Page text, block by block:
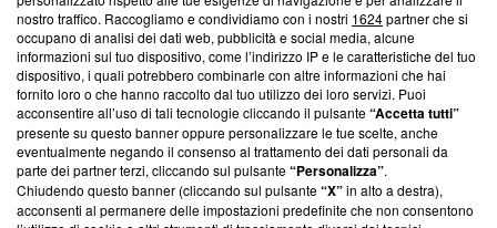
Questa sezione offre informazioni trasparenti su Blasting
News, sui nostri processi editoriali e su come ci impegniamo a
creare news di qualità. Inoltre, afferma la nostra aderenza a
‘Trust Project - News with Integrity’Blasting News non è
ancora membro del programma, ma ha richiesto di farne
parte; Trust Project non ha ancora effettuato una verifica di
conformità agli standard.
Su di noi
nostro traffico. Raccogliamo e condividiamo con i nostri 1624partner che si
occupano di analisi dei dati web, pubblicità e social media, alcune
informazioni sul tuo dispositivo, come l’indirizzo IP e le caratteristiche del tuo
dispositivo, i quali potrebbero combinarle con altre informazioni che hai
fornito loro o che hanno raccolto dal tuo utilizzo dei loro servizi. Puoi
acconsentire all’uso di tali tecnologie cliccando il pulsante“Accetta tutti”
presente su questo banner oppure personalizzare le tue scelte, anche
eventualmente negando il consenso al trattamento dei dati personali da
parte dei partner terzi, cliccando sul pulsante“Personalizza”.
Chiudendo questo banner (cliccando sul pulsante“X”in alto a destra),
acconsenti al permanere delle impostazioni predefinite che non consentono